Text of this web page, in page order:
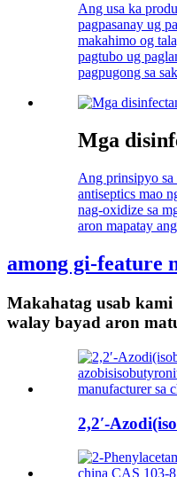
Ang usa ka
pagpasanay ug
makahimo og
pagtubo ug
pagpugong sa
Mga
Ang prinsipyo sa
antiseptics mao
nag-oxidize sa
aron mapatay
among gi-feature
Makahatag usab kami
walay bayad aron
2,2′-